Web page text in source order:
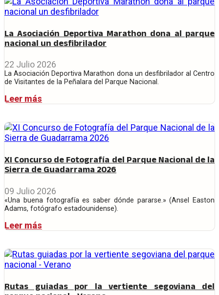
La Asociación Deportiva Marathon dona al parque
nacional un desfibrilador
22 Julio 2026
La Asociación Deportiva Marathon dona un desfibrilador al Centro
de Visitantes de la Peñalara del Parque Nacional.
Leer más
XI Concurso de Fotografía del Parque Nacional de la
Sierra de Guadarrama 2026
09 Julio 2026
«Una buena fotografía es saber dónde pararse.» (Ansel Easton
Adams, fotógrafo estadounidense).
Leer más
Rutas guiadas por la vertiente segoviana del